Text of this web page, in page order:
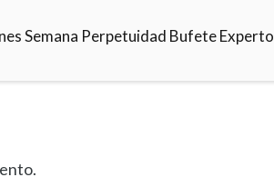
Semana Perpetuidad Bufete Experto